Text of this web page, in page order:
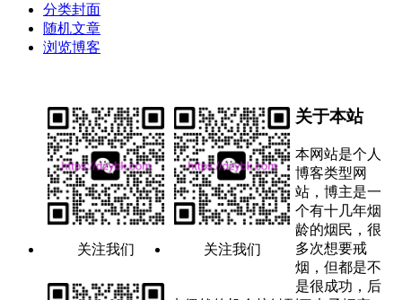
分类封面
随机文章
浏览博客
关注我们 关注我们
关于本站
本网站是个人
博客类型网
站，博主是一
个有十几年烟
龄的烟民，很
多次想要戒
烟，但都是不
是很成功，后